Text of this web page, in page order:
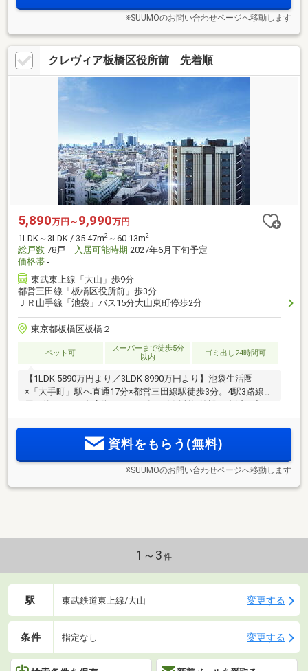
※SUUMOのお問い合わせページへ移動します
クレヴィア板橋区役所前 先着順
5,890万円～ 9,990万円
1LDK～3LDK / 35.47m2 ～60.13m2
総戸数 78戸 入居可能時期 2027年6月下旬予定
価格帯 -
東武東上線「大山」歩9分
都営三田線「板橋区役所前」歩3分
ＪＲ山手線「池袋」バス15分大山東町停歩2分
東京都板橋区板橋２
ペット可
スーパーまで徒歩5分
以内
ゴミ出し24時間可
【1LDK 5890万円より／3LDK 8990万円より】池袋生活圏
×「大手町」駅へ直通17分×都営三田線駅徒歩3分。4駅3路線利
慮した内廊下設計。
資料をもらう(無料)
※SUUMOのお問い合わせページへ移動します
1～3 件
駅 東武鉄道東上線/大山 変更する
条件 指定なし 変更する